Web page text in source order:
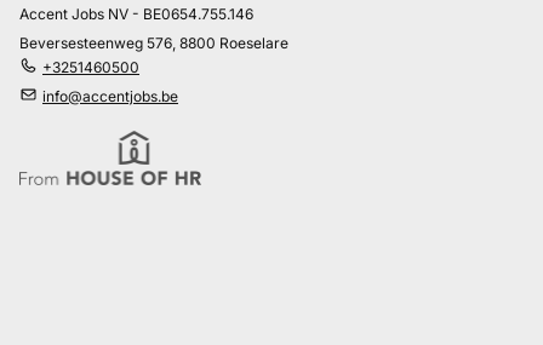
Accent Jobs NV - BE0654.755.146
Beversesteenweg 576, 8800 Roeselare
+3251460500
info@accentjobs.be